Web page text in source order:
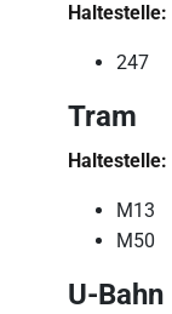
Haltestelle:
247
Tram
Haltestelle:
M13
M50
U-Bahn